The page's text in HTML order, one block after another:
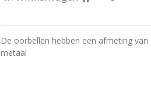
De oorbellen hebben een afmeting
metaal